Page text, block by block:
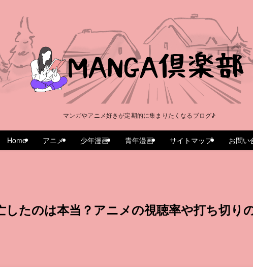
マンガやアニメ好きが定期的に集まりたくなるブログ♪
Home アニメ 少年漫画 青年漫画 サイトマップ お問い
したのは本当？アニメの視聴率や打ち切り